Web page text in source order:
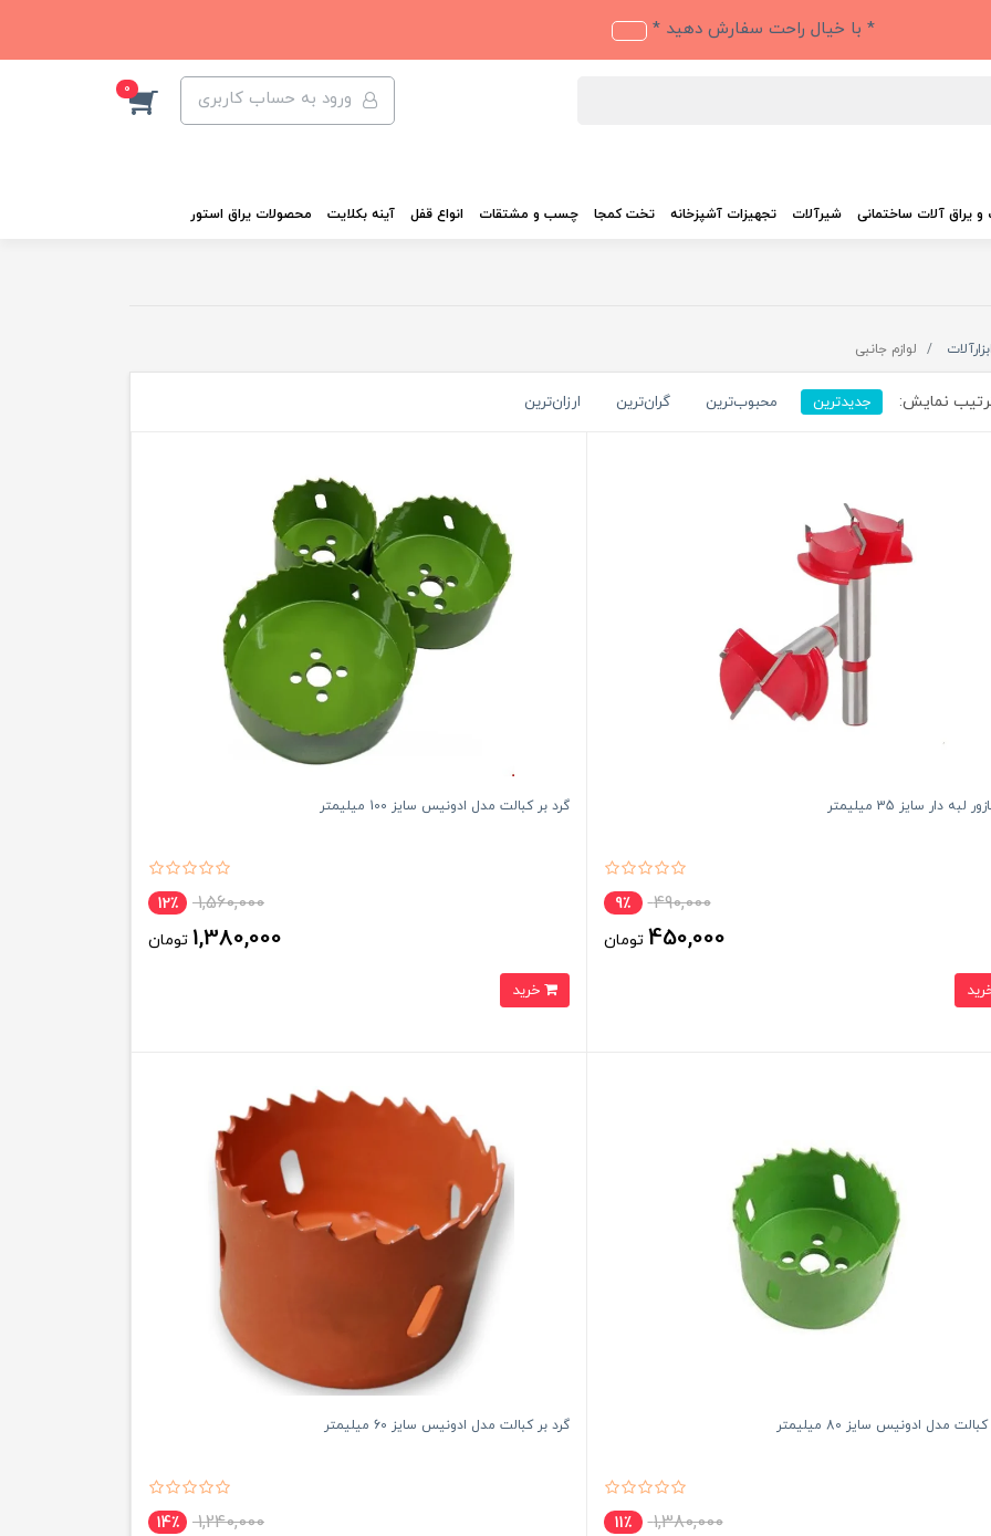
* با خیال راحت سفارش دهید *
ورود به حساب کاربری 0
و یراق آلات ساختمانی شیرآلات تجهیزات آشپزخانه تخت کمجا چسب و مشتقات انواع قفل آینه بکلایت محصولات یراق استور
لوازم جانبی
نمایش: جدیدترین محبوب‌ترین گران‌ترین ارزان‌ترین
لبه دار سایز 35 میلیمتر
490,000 9٪
450,000 تومان
گرد بر کبالت مدل ادونیس سایز 100 میلیمتر
1,560,000 12٪
1,380,000 تومان
خرید
مدل ادونیس سایز 80 میلیمتر
1,380,000 11٪
گرد بر کبالت مدل ادونیس سایز 60 میلیمتر
1,240,000 14٪